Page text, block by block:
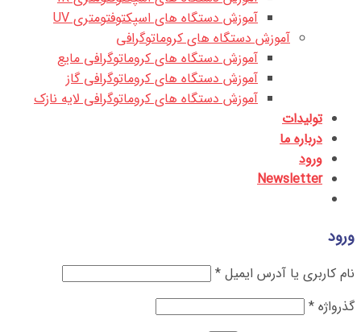
آموزش دستگاه های اسپکتوفتومتری UV
آموزش دستگاه های کروماتوگرافی
آموزش دستگاه های کروماتوگرافی مایع
آموزش دستگاه های کروماتوگرافی گاز
آموزش دستگاه های کروماتوگرافی لایه نازک
تولیدات
درباره ما
ورود
Newsletter
ورود
نام کاربری یا آدرس ایمیل *
گذرواژه *